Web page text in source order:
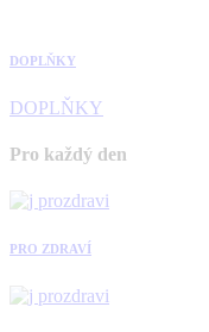
DOPLŇKY
DOPLŇKY
Pro každý den
PRO ZDRAVÍ